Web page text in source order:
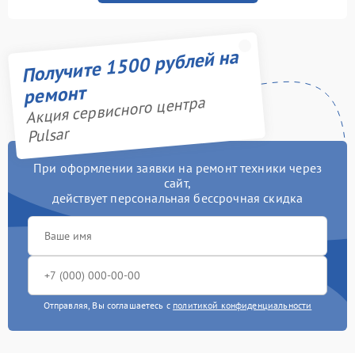
Получите 1500 рублей на
ремонт
Акция сервисного центра
Pulsar
При оформлении заявки на ремонт техники через
сайт,
действует персональная бессрочная скидка
Отправляя, Вы соглашаетесь с политикой конфиденциальности